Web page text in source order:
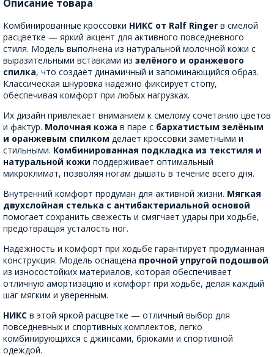
Описание товара
Комбинированные кроссовки НИКС от Ralf Ringer в смелой
расцветке — яркий акцент для активного повседневного
стиля. Модель выполнена из натуральной молочной кожи с
выразительными вставками из зелёного и оранжевого
спилка, что создаёт динамичный и запоминающийся образ.
Классическая шнуровка надёжно фиксирует стопу,
обеспечивая комфорт при любых нагрузках.
Их дизайн привлекает вниманием к смелому сочетанию цветов
и фактур. Молочная кожа в паре с бархатистым зелёным
и оранжевым спилком делает кроссовки заметными и
стильными. Комбинированная подкладка из текстиля и
натуральной кожи поддерживает оптимальный
микроклимат, позволяя ногам дышать в течение всего дня.
Внутренний комфорт продуман для активной жизни. Мягкая
двухслойная стелька с антибактериальной основой
помогает сохранить свежесть и смягчает удары при ходьбе,
предотвращая усталость ног.
Надёжность и комфорт при ходьбе гарантирует продуманная
конструкция. Модель оснащена прочной упругой подошвой
из износостойких материалов, которая обеспечивает
отличную амортизацию и комфорт при ходьбе, делая каждый
шаг мягким и уверенным.
НИКС в этой яркой расцветке — отличный выбор для
повседневных и спортивных комплектов, легко
комбинирующихся с джинсами, брюками и спортивной
одеждой.